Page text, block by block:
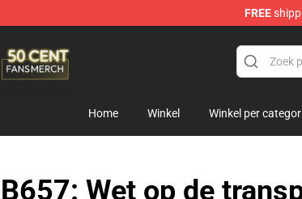
FREE
Home Winkel Winkel per
Wet op de